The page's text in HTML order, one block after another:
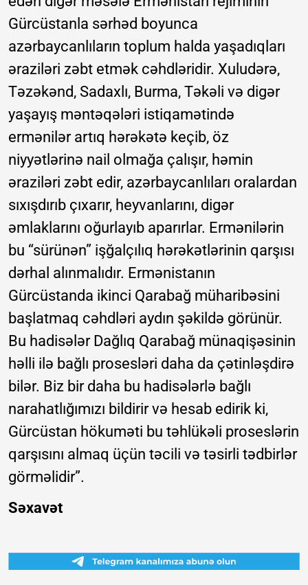
Gürcüstanla sərhəd boyunca
azərbaycanlıların toplum halda yaşadıqları
əraziləri zəbt etmək cəhdləridir. Xuludərə,
Təzəkənd, Sadaxlı, Burma, Təkəli və digər
yaşayış məntəqələri istiqamətində
ermənilər artıq hərəkətə keçib, öz
niyyətlərinə nail olmağa çalışır, həmin
əraziləri zəbt edir, azərbaycanlıları oralardan
sıxışdırıb çıxarır, heyvanlarını, digər
əmlaklarını oğurlayıb aparırlar. Ermənilərin
bu “sürünən” işğalçılıq hərəkətlərinin qarşısı
dərhal alınmalıdır. Ermənistanın
Gürcüstanda ikinci Qarabağ müharibəsini
başlatmaq cəhdləri aydın şəkildə görünür.
Bu hadisələr Dağlıq Qarabağ münaqişəsinin
həlli ilə bağlı prosesləri daha da çətinləşdirə
bilər. Biz bir daha bu hadisələrlə bağlı
narahatlığımızı bildirir və hesab edirik ki,
Gürcüstan hökuməti bu təhlükəli proseslərin
qarşısını almaq üçün təcili və təsirli tədbirlər
görməlidir”.
Səxavət